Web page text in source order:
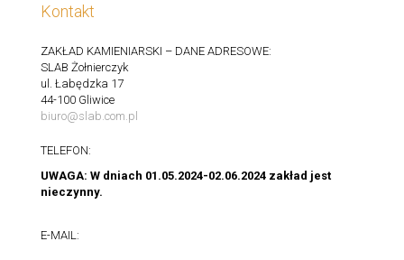
Kontakt
ZAKŁAD KAMIENIARSKI – DANE ADRESOWE:
SLAB Żołnierczyk
ul. Łabędzka 17
44-100 Gliwice
biuro@slab.com.pl
TELEFON:
UWAGA: W dniach 01.05.2024-02.06.2024 zakład jest
nieczynny.
E-MAIL: